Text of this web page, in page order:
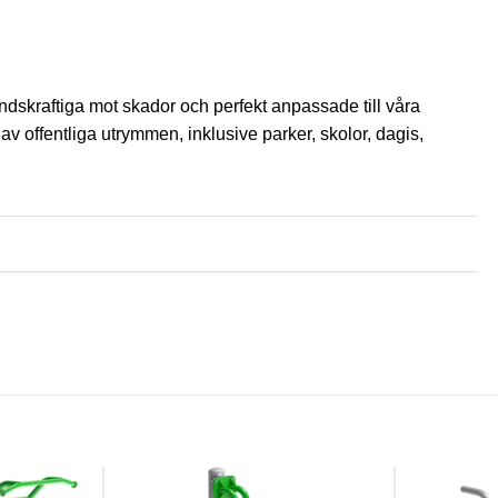
mot skador och perfekt anpassade till våra
offentliga utrymmen, inklusive parker, skolor, dagis,